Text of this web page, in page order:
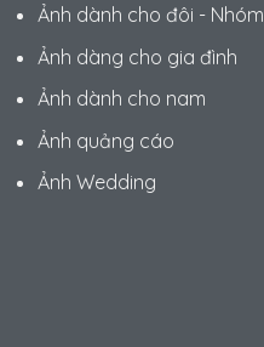
Ảnh dành cho đôi - Nhóm
Ảnh dàng cho gia đình
Ảnh dành cho nam
Ảnh quảng cáo
Ảnh Wedding